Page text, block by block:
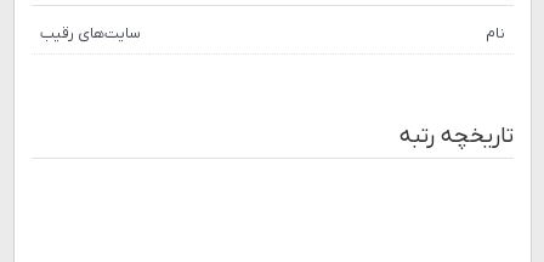
نام سایت‌های رقیب
تاریخچه رتبه